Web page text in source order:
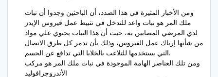
ومن الأخبار المثيرة في هذا الصدد، أن الباحثين وجدوا أن نبات
ملك المر هو نبات واعد للتدخل في تثبيط عمل فيروس الإيدز
لدي المرضي المصابين به، حيث أن هذا النبات يحتوي علي مواد
من شأنها إرباك عمل الفيروس، وذلك بأن تدمر كل طرق الاتصال
التي يستخدمها للتلاعب بالخلايا التي تدافع عن الجسم.
ومن تلك العناصر الهامة الموجودة في نبات ملك المر هو مركب
الأندروجرافوليد